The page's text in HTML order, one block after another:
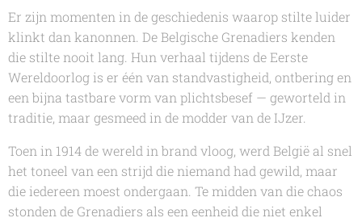
Er zijn momenten in de geschiedenis waarop stilte luider
klinkt dan kanonnen. De Belgische Grenadiers kenden
die stilte nooit lang. Hun verhaal tijdens de Eerste
Wereldoorlog is er één van standvastigheid, ontbering en
een bijna tastbare vorm van plichtsbesef — geworteld in
traditie, maar gesmeed in de modder van de IJzer.
Toen in 1914 de wereld in brand vloog, werd België al snel
het toneel van een strijd die niemand had gewild, maar
die iedereen moest ondergaan. Te midden van die chaos
stonden de Grenadiers als een eenheid die niet enkel